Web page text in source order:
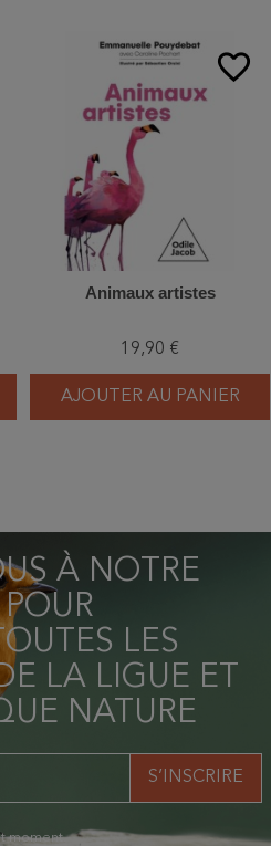
favorite_border
Animaux artistes
19,90 €
AJOUTER AU PANIER
À NOTRE
LES
LA LIGUE ET
NATURE
moment.